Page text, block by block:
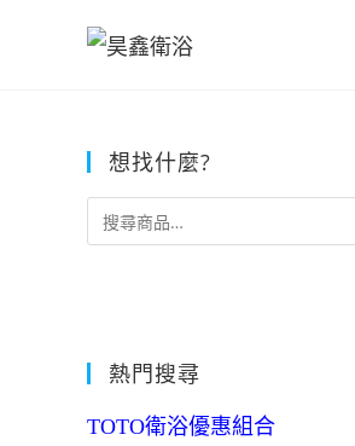
想找什麼?
熱門搜尋
TOTO衛浴優惠組合